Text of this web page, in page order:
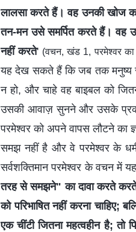
लालसा करते हैं। वह उनकी खोज
तन-मन उसे समर्पित करते हैं। वह
नहीं करते' (वचन, खंड 1, परमेश्वर का
यह देख सकते हैं कि जब तक मनुष्य
न हो, और चाहे वह बाइबल को
उसकी आवाज़ सुनने और उसके
परमेश्वर को अपने वापस लौटने का
समझ नहीं है और वे परमेश्वर के
सर्वशक्तिमान परमेश्वर के वचन में
तरह से समझने" का दावा करते करते
को परिभाषित नहीं करना चाहिए;
एक चींटी जितना महत्वहीन है; तो